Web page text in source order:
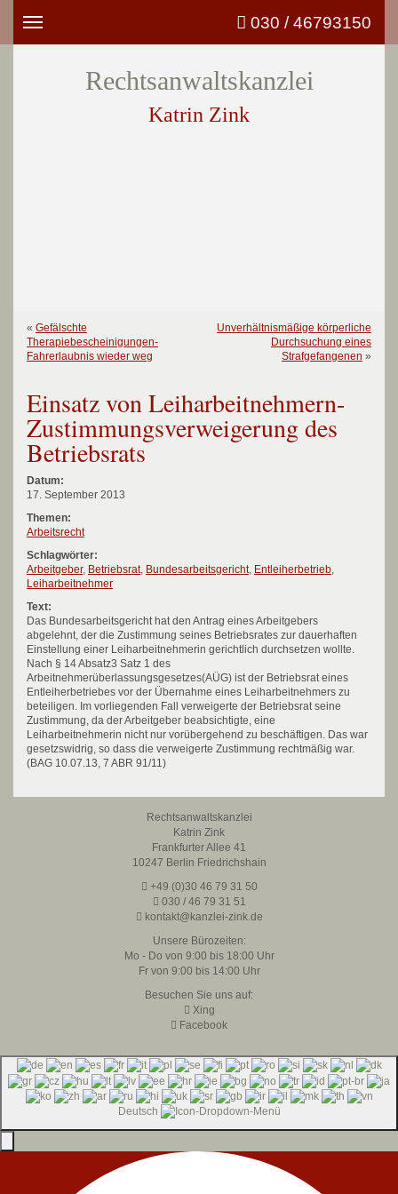
Toggle
030 / 46793150
Rechtsanwaltskanzlei
Katrin Zink
« Gefälschte
Therapiebescheinigungen-
Fahrerlaubnis wieder weg
Unverhältnismäßige körperliche
Durchsuchung eines
Strafgefangenen »
Einsatz von Leiharbeitnehmern-
Zustimmungsverweigerung des
Betriebsrats
Datum:
17. September 2013
Themen:
Arbeitsrecht
Schlagwörter:
Arbeitgeber, Betriebsrat, Bundesarbeitsgericht, Entleiherbetrieb,
Leiharbeitnehmer
Text:
Das Bundesarbeitsgericht hat den Antrag eines Arbeitgebers
abgelehnt, der die Zustimmung seines Betriebsrates zur dauerhaften
Einstellung einer Leiharbeitnehmerin gerichtlich durchsetzen wollte.
Nach § 14 Absatz3 Satz 1 des
Arbeitnehmerüberlassungsgesetzes(AÜG) ist der Betriebsrat eines
Entleiherbetriebes vor der Übernahme eines Leiharbeitnehmers zu
beteiligen. Im vorliegenden Fall verweigerte der Betriebsrat seine
Zustimmung, da der Arbeitgeber beabsichtigte, eine
Leiharbeitnehmerin nicht nur vorübergehend zu beschäftigen. Das war
gesetzswidrig, so dass die verweigerte Zustimmung rechtmäßig war.
(BAG 10.07.13, 7 ABR 91/11)
Rechtsanwaltskanzlei
Katrin Zink
Frankfurter Allee 41
10247 Berlin Friedrichshain
+49 (0)30 46 79 31 50
030 / 46 79 31 51
kontakt@kanzlei-zink.de
Unsere Bürozeiten:
Mo - Do von 9:00 bis 18:00 Uhr
Fr von 9:00 bis 14:00 Uhr
Besuchen Sie uns auf:
Xing
Facebook
Deutsch